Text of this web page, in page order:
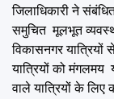
जिलाधिकारी ने
समुचित मूलभूत
विकासनगर यात्रियों
यात्रियों को मंगलमय
वाले यात्रियों के लिए